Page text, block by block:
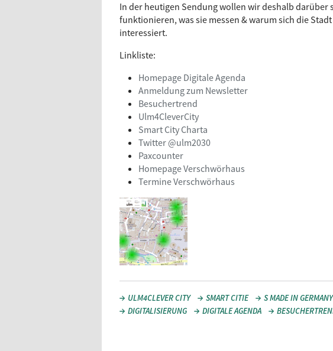
In der heutigen Sendung wollen wir deshalb darüber
funktionieren, was sie messen & warum sich die
interessiert.
Linkliste:
Homepage Digitale Agenda
Anmeldung zum Newsletter
Besuchertrend
Ulm4CleverCity
Smart City Charta
Twitter @ulm2030
Paxcounter
Homepage Verschwörhaus
Termine Verschwörhaus
ULM4CLEVER CITY SMART CITIE S MADE IN GERMANY
DIGITALISIERUNG
DIGITALE AGENDA